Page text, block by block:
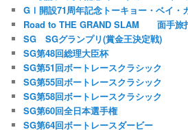
GⅠ開設71周年記念トーキョー・ベイ・
Road to THE GRAND SLAM 面手旅
SG SGグランプリ(賞金王決定戦)
SG第48回総理大臣杯
SG第51回ボートレースクラシック
SG第55回ボートレースクラシック
SG第58回ボートレースクラシック
SG第60回全日本選手権
SG第64回ボートレースダービー